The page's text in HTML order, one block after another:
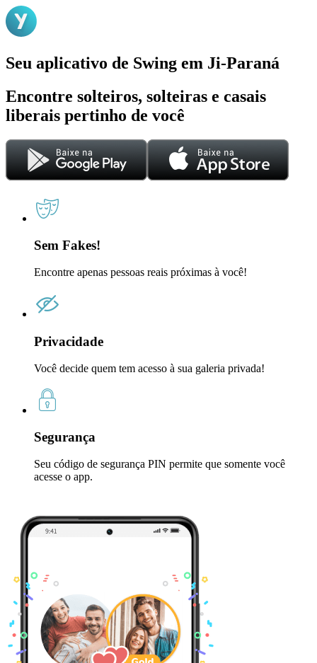
Seu aplicativo de Swing em Ji-Paraná
Encontre solteiros, solteiras e casais
liberais pertinho de você
Sem Fakes!
Encontre apenas pessoas reais próximas à você!
Privacidade
Você decide quem tem acesso à sua galeria privada!
Segurança
Seu código de segurança PIN permite que somente você
acesse o app.